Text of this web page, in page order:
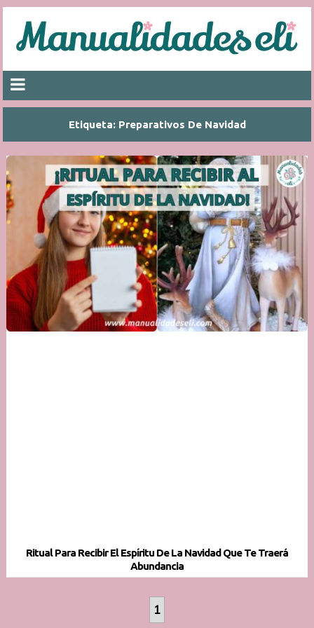
Etiqueta: Preparativos De Navidad
Ritual Para Recibir El Espíritu De La Navidad Que Te Traerá
Abundancia
1